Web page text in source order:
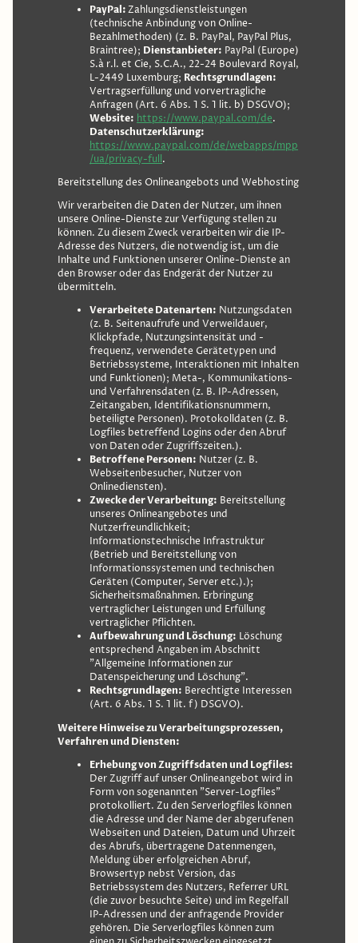
PayPal:Zahlungsdienstleistungen
(technische Anbindung von Online-
Bezahlmethoden) (z. B. PayPal, PayPal Plus,
Braintree); Dienstanbieter: PayPal (Europe)
S.à r.l. et Cie, S.C.A., 22-24 Boulevard Royal,
L-2449 Luxemburg; Rechtsgrundlagen:
Vertragserfüllung und vorvertragliche
Anfragen (Art. 6 Abs. 1 S. 1 lit. b) DSGVO);
Website: https://www.paypal.com/de.
Datenschutzerklärung:
https://www.paypal.com/de/webapps/mpp
/ua/privacy-full.
Bereitstellung des Onlineangebots und Webhosting
Wir verarbeiten die Daten der Nutzer, um ihnen
unsere Online-Dienste zur Verfügung stellen zu
können. Zu diesem Zweck verarbeiten wir die IP-
Adresse des Nutzers, die notwendig ist, um die
Inhalte und Funktionen unserer Online-Dienste an
den Browser oder das Endgerät der Nutzer zu
übermitteln.
Verarbeitete Datenarten: Nutzungsdaten
(z. B. Seitenaufrufe und Verweildauer,
Klickpfade, Nutzungsintensität und -
frequenz, verwendete Gerätetypen und
Betriebssysteme, Interaktionen mit Inhalten
und Funktionen); Meta-, Kommunikations-
und Verfahrensdaten (z. B. IP-Adressen,
Zeitangaben, Identifikationsnummern,
beteiligte Personen). Protokolldaten (z. B.
Logfiles betreffend Logins oder den Abruf
von Daten oder Zugriffszeiten.).
Betroffene Personen: Nutzer (z. B.
Webseitenbesucher, Nutzer von
Onlinediensten).
Zwecke der Verarbeitung: Bereitstellung
unseres Onlineangebotes und
Nutzerfreundlichkeit;
Informationstechnische Infrastruktur
(Betrieb und Bereitstellung von
Informationssystemen und technischen
Geräten (Computer, Server etc.).);
Sicherheitsmaßnahmen. Erbringung
vertraglicher Leistungen und Erfüllung
vertraglicher Pflichten.
Aufbewahrung und Löschung: Löschung
entsprechend Angaben im Abschnitt
"Allgemeine Informationen zur
Datenspeicherung und Löschung".
Rechtsgrundlagen: Berechtigte Interessen
(Art. 6 Abs. 1 S. 1 lit. f) DSGVO).
Weitere Hinweise zu Verarbeitungsprozessen,
Verfahren und Diensten:
Erhebung von Zugriffsdaten und Logfiles:
Der Zugriff auf unser Onlineangebot wird in
Form von sogenannten "Server-Logfiles"
protokolliert. Zu den Serverlogfiles können
die Adresse und der Name der abgerufenen
Webseiten und Dateien, Datum und Uhrzeit
des Abrufs, übertragene Datenmengen,
Meldung über erfolgreichen Abruf,
Browsertyp nebst Version, das
Betriebssystem des Nutzers, Referrer URL
(die zuvor besuchte Seite) und im Regelfall
IP-Adressen und der anfragende Provider
gehören. Die Serverlogfiles können zum